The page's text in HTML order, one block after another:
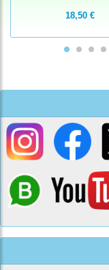
18,50 €